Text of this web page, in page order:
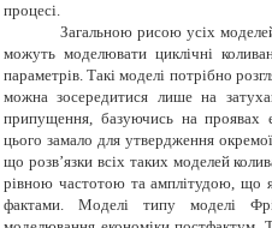
процесі.
Загальною рисою усіх
можуть моделювати циклічні
параметрів. Такі моделі потрібно
можна зосередитися лише на
припущення, базуючись на проявах
цього замало для утвердження
що розв’язки всіх таких моделей
рівною частотою та амплітудою, що
фактами. Моделі типу моделі